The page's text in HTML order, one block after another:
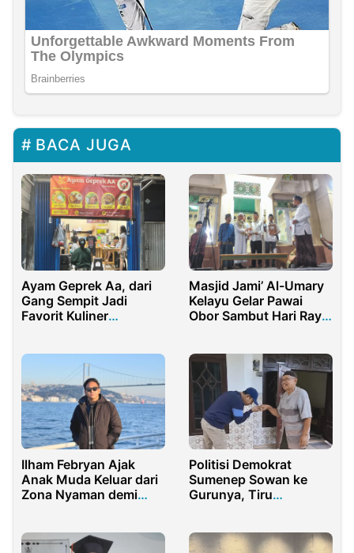
BACA JUGA
Ayam Geprek Aa, dari
Gang Sempit Jadi
Favorit Kuliner
Masjid Jami’ Al-Umary
Kelayu Gelar Pawai
Obor Sambut Hari Raya
Ilham Febryan Ajak
Anak Muda Keluar dari
Zona Nyaman demi
Politisi Demokrat
Sumenep Sowan ke
Gurunya, Tiru